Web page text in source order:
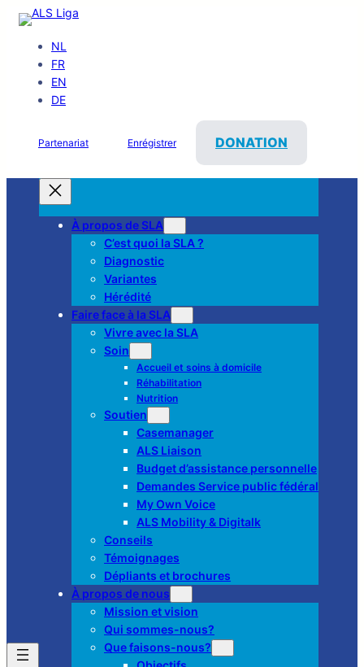
NL
FR
EN
DE
Partenariat Enrégistrer DONATION
À propos de SLA
C’est quoi la SLA ?
Diagnostic
Variantes
Hérédité
Faire face à la SLA
Vivre avec la SLA
Soin
Accueil et soins à domicile
Réhabilitation
Nutrition
Soutien
Casemanager
ALS Liaison
Budget d’assistance personnelle
Demandes Service public fédéral
My Own Voice
ALS Mobility & Digitalk
Conseils
Témoignages
Dépliants et brochures
À propos de nous
Mission et vision
Qui sommes-nous?
Que faisons-nous?